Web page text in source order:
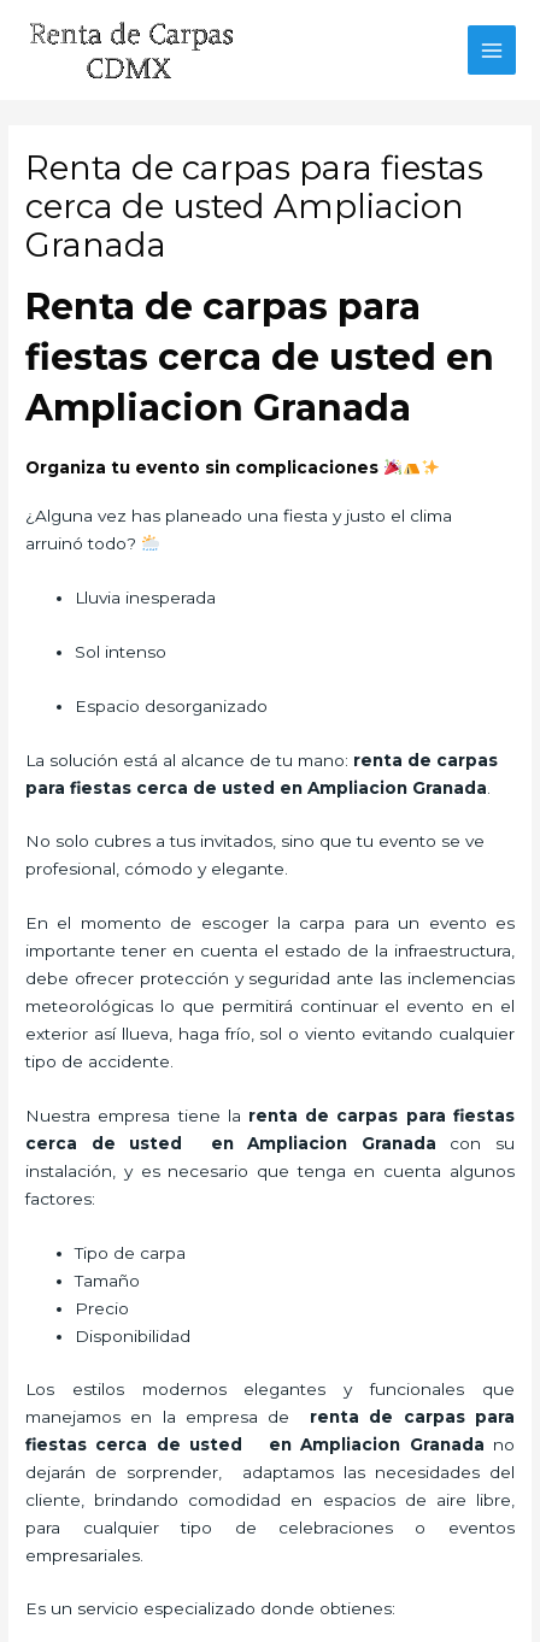
Renta de carpas para fiestas
cerca de usted Ampliacion
Granada
Renta de carpas para
fiestas cerca de usted en
Ampliacion Granada
Organiza tu evento sin complicaciones
¿Alguna vez has planeado una fiesta y justo el clima
arruinó todo?
Lluvia inesperada
Sol intenso
Espacio desorganizado
La solución está al alcance de tu mano: renta de carpas
para fiestas cerca de usted en Ampliacion Granada
No solo cubres a tus invitados, sino que tu evento se ve
profesional, cómodo y elegante.
En el momento de escoger la carpa para un evento es
importante tener en cuenta el estado de la infraestructura,
debe ofrecer protección y seguridad ante las inclemencias
meteorológicas lo que permitirá continuar el evento en el
exterior así llueva, haga frío, sol o viento evitando cualquier
tipo de accidente.
Nuestra empresa tiene la renta de carpas para fiestas
cerca de usted en Ampliacion Granada con su
instalación, y es necesario que tenga en cuenta algunos
factores:
Tipo de carpa
Tamaño
Precio
Disponibilidad
Los estilos modernos elegantes y funcionales que
manejamos en la empresa de renta de carpas para
fiestas cerca de usted en Ampliacion Granada no
dejarán de sorprender, adaptamos las necesidades del
cliente, brindando comodidad en espacios de aire libre,
para cualquier tipo de celebraciones o eventos
empresariales.
Es un servicio especializado donde obtienes: